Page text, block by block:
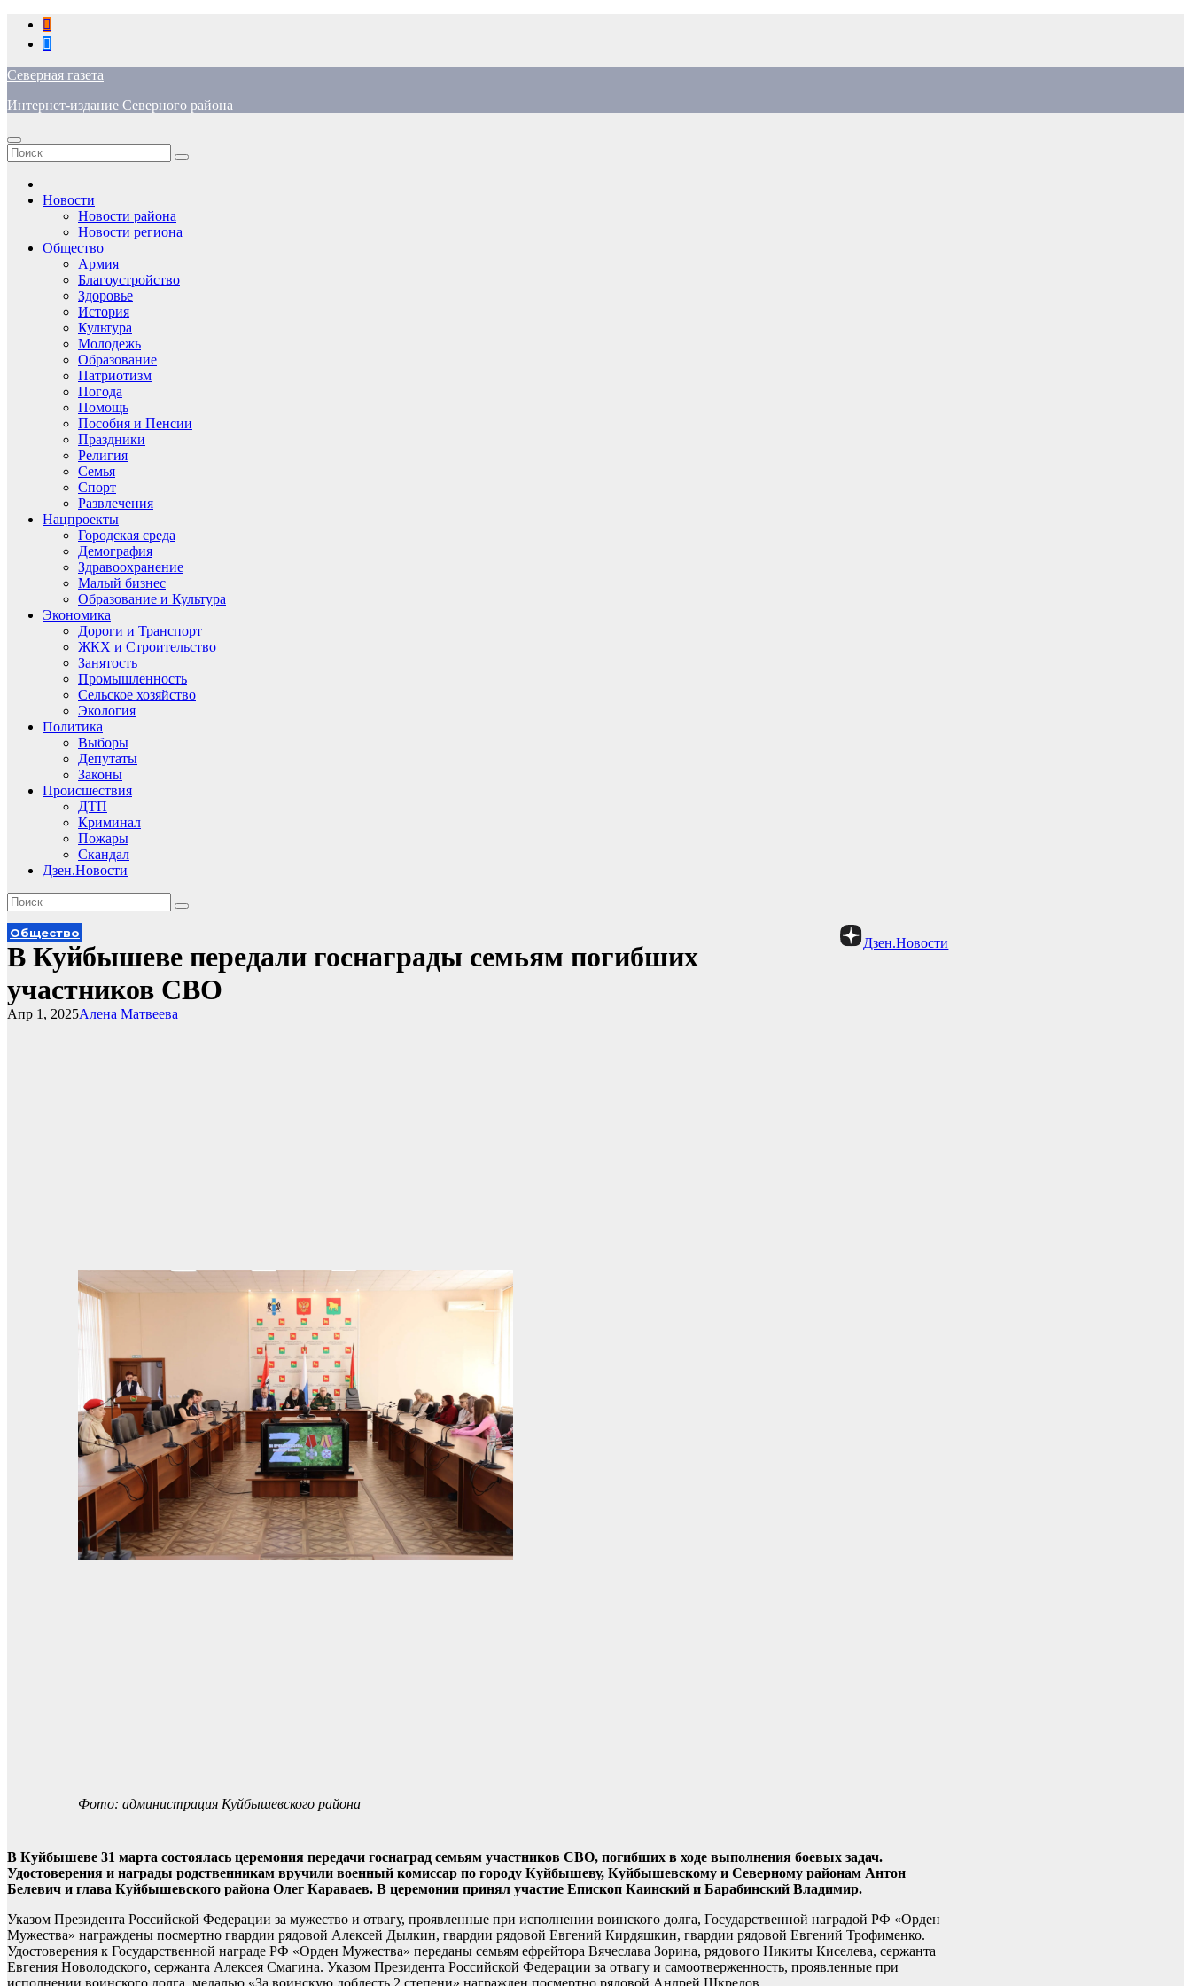
Перейти
содержимому
Северная газета
Интернет-издание Северного района
Новости
Новости района
Новости региона
Общество
Армия
Благоустройство
Здоровье
История
Культура
Молодежь
Образование
Патриотизм
Погода
Помощь
Пособия и Пенсии
Праздники
Религия
Семья
Спорт
Развлечения
Нацпроекты
Городская среда
Демография
Здравоохранение
Малый бизнес
Образование и Культура
Экономика
Дороги и Транспорт
ЖКХ и Строительство
Занятость
Промышленность
Сельское хозяйство
Экология
Политика
Выборы
Депутаты
Законы
Происшествия
ДТП
Криминал
Пожары
Скандал
Дзен.Новости
Дзен.Новости
Общество
В Куйбышеве передали госнаграды семьям погибших
участников СВО
Алена Матвеева
Апр 1, 2025
Фото: администрация Куйбышевского района
В Куйбышеве 31 марта состоялась церемония передачи госнаград семьям участников СВО, погибших в ходе выполнения боевых задач.
Удостоверения и награды родственникам вручили военный комиссар по городу Куйбышеву, Куйбышевскому и Северному районам Антон
Белевич и глава Куйбышевского района Олег Караваев. В церемонии принял участие Епископ Каинский и Барабинский Владимир.
Указом Президента Российской Федерации за мужество и отвагу, проявленные при исполнении воинского долга, Государственной наградой РФ «Орден
Мужества» награждены посмертно гвардии рядовой Алексей Дылкин, гвардии рядовой Евгений Кирдяшкин, гвардии рядовой Евгений Трофименко.
Удостоверения к Государственной награде РФ «Орден Мужества» переданы семьям ефрейтора Вячеслава Зорина, рядового Никиты Киселева, сержанта
Евгения Новолодского, сержанта Алексея Смагина. Указом Президента Российской Федерации за отвагу и самоотверженность, проявленные при
исполнении воинского долга, медалью «За воинскую доблесть 2 степени» награжден посмертно рядовой Андрей Шкредов.